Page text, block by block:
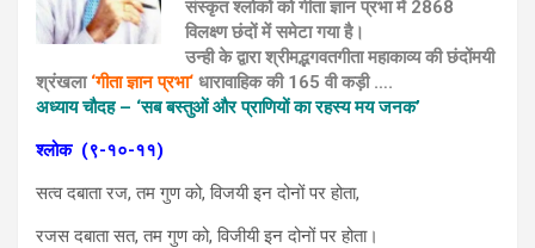
संस्कृत श्लोकों को गीता ज्ञान प्रभा में 2868
विलक्ष्ण छंदों में समेटा गया है।
उन्ही के द्वारा श्रीमद्भगवतगीता महाकाव्य की छंदोंमयी
श्रंखला ‘गीता ज्ञान प्रभा‘ धारावाहिक की 165 वी कड़ी ….
अध्याय चौदह – ‘सब बस्तुओं और प्राणियों का रहस्य मय जनक’
श्लोक (९-१०-११)
सत्व दबाता रज, तम गुण को, विजयी इन दोनों पर होता,
रजस दबाता सत, तम गुण को, विजीयी इन दोनों पर होता।